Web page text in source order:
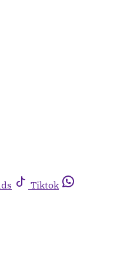
Tiktok